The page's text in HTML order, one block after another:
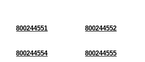
800244551 800244552
800244554 800244555